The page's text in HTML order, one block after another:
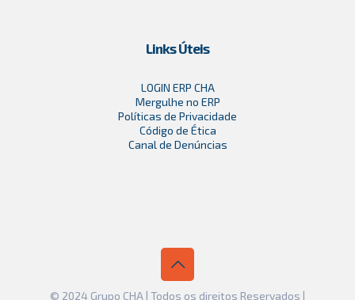
Links Úteis
LOGIN ERP CHA
Mergulhe no ERP
Políticas de Privacidade
Código de Ética
Canal de Denúncias
© 2024 Grupo CHA | Todos os direitos Reservados |